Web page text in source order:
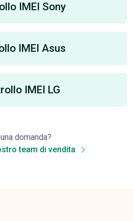
IMEI Sony
IMEI Asus
IMEI LG
domanda?
team di vendita